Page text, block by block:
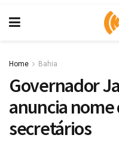
Home Bahia
Governador
anuncia nome
secretários